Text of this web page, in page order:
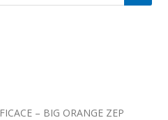
– BIG ORANGE ZEP